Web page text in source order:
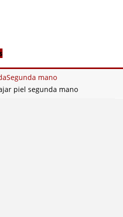
Segunda mano
piel segunda mano